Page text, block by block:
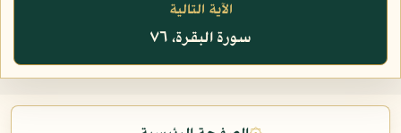
الآية التالية
سورة البقرة، ٧٦